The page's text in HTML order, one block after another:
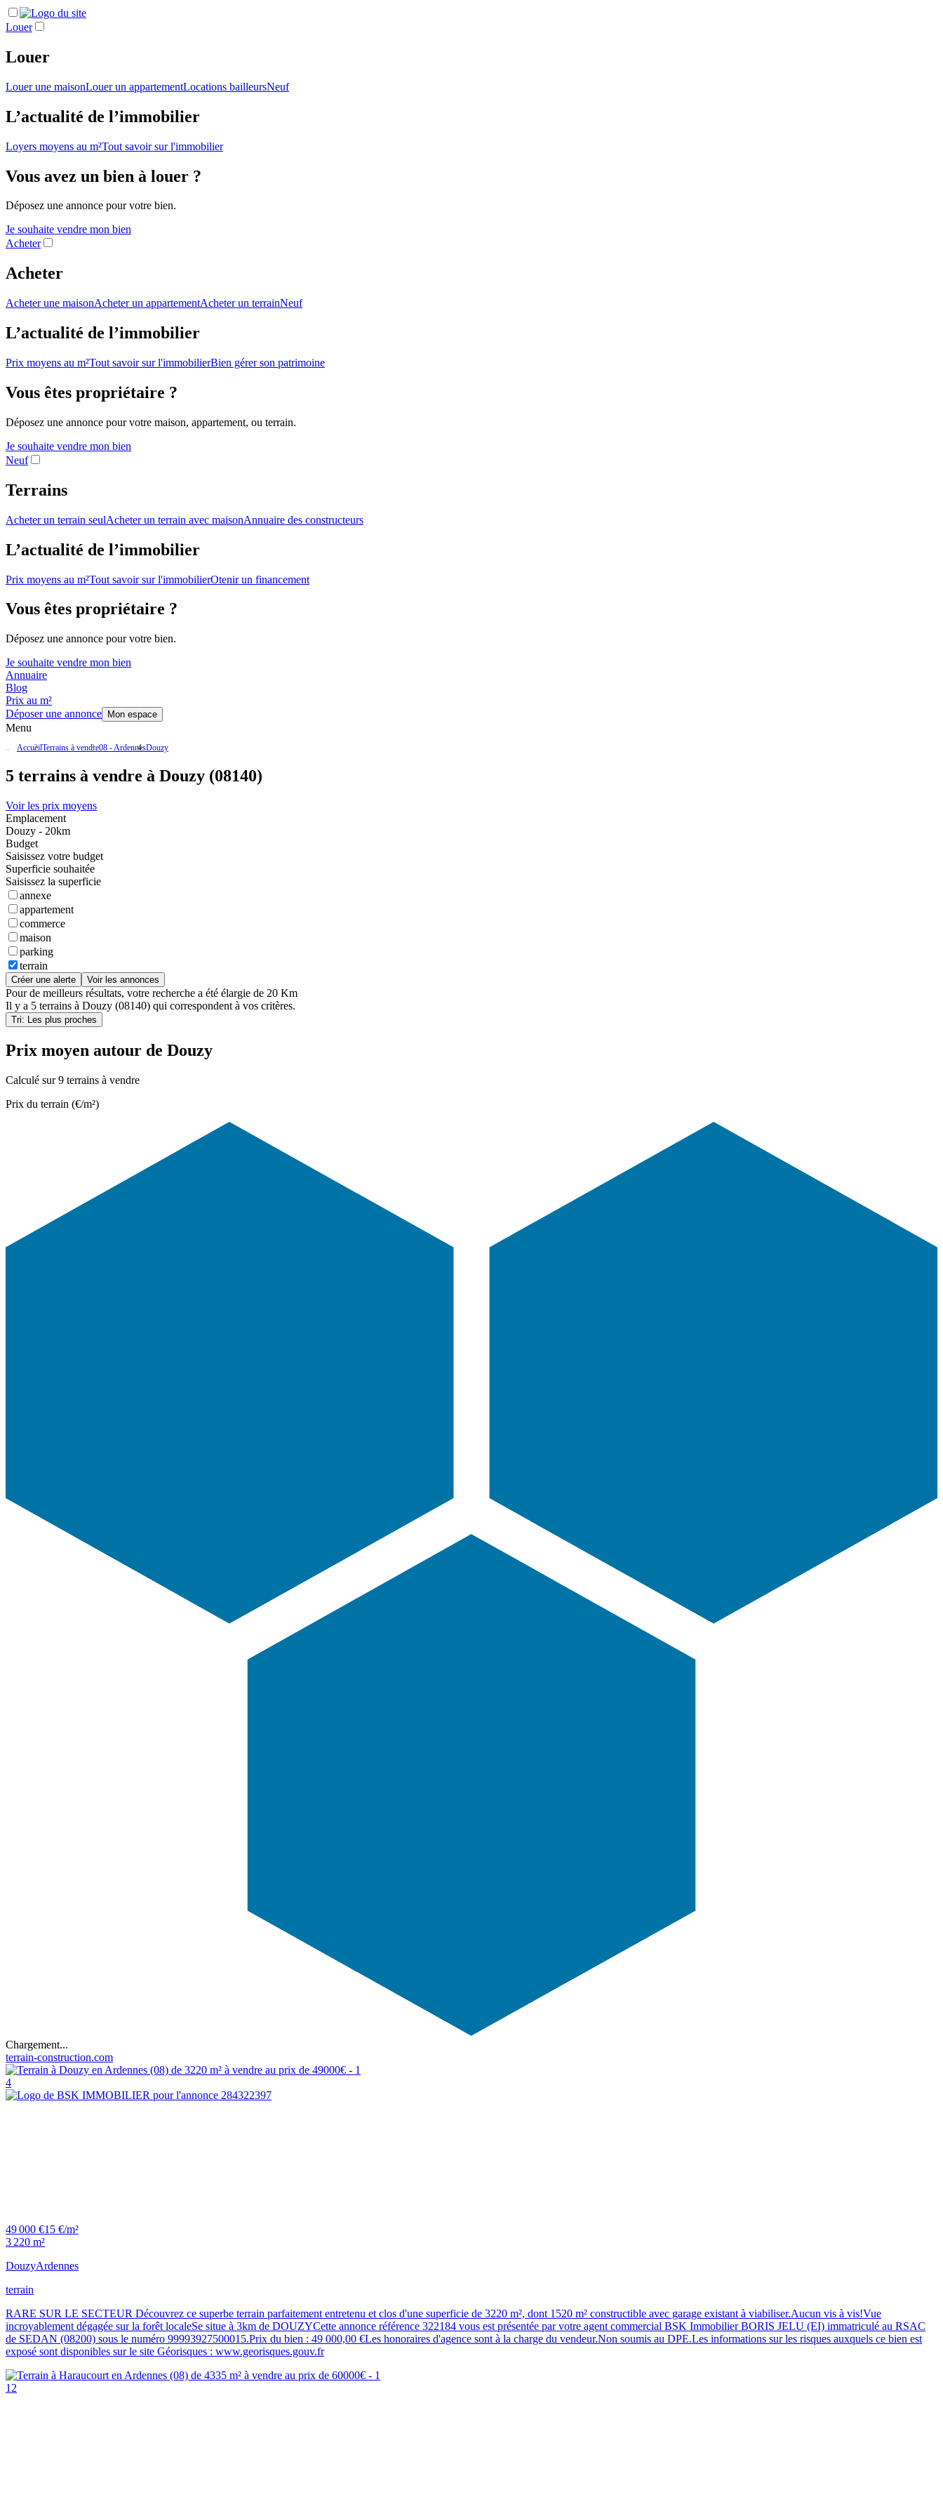
Louer
Louer
Louer une maisonLouer un appartementLocations bailleursNeuf
L’actualité de l’immobilier
Loyers moyens au m²Tout savoir sur l'immobilier
Vous avez un bien à louer ?
Déposez une annonce pour votre bien.
Je souhaite vendre mon bien
Acheter
Acheter
Acheter une maisonAcheter un appartementAcheter un terrainNeuf
L’actualité de l’immobilier
Prix moyens au m²Tout savoir sur l'immobilierBien gérer son patrimoine
Vous êtes propriétaire ?
Déposez une annonce pour votre maison, appartement, ou terrain.
Je souhaite vendre mon bien
Neuf
Terrains
Acheter un terrain seulAcheter un terrain avec maisonAnnuaire des constructeurs
L’actualité de l’immobilier
Prix moyens au m²Tout savoir sur l'immobilierOtenir un financement
Vous êtes propriétaire ?
Déposez une annonce pour votre bien.
Je souhaite vendre mon bien
Annuaire
Blog
Prix au m²
Déposer une annonce
Mon espace
Menu
AccueilTerrains à vendre08 - ArdennesDouzy
5 terrains à vendre à Douzy (08140)
Voir les prix moyens
Emplacement
Douzy - 20km
Budget
Saisissez votre budget
Superficie souhaitée
Saisissez la superficie
annexe
appartement
commerce
maison
parking
terrain
Créer une alerte Voir les annonces
Pour de meilleurs résultats, votre recherche a été élargie de 20 Km
Il y a 5 terrains à Douzy (08140) qui correspondent à vos critères.
Tri: Les plus proches
Prix moyen autour de Douzy
Calculé sur 9 terrains à vendre
Prix du terrain (€/m²)
Chargement...
terrain-construction.com
4
49 000 €15 €/m²
3 220 m²
DouzyArdennes
terrain
RARE SUR LE SECTEUR Découvrez ce superbe terrain parfaitement entretenu et clos d'une superficie de 3220 m², dont 1520 m² constructible avec garage existant à viabiliser.Aucun vis à vis!Vue
incroyablement dégagée sur la forêt localeSe situe à 3km de DOUZYCette annonce référence 322184 vous est présentée par votre agent commercial BSK Immobilier BORIS JELU (EI) immatriculé au RSAC
de SEDAN (08200) sous le numéro 99993927500015.Prix du bien : 49 000,00 €Les honoraires d'agence sont à la charge du vendeur.Non soumis au DPE.Les informations sur les risques auxquels ce bien est
exposé sont disponibles sur le site Géorisques : www.georisques.gouv.fr
12